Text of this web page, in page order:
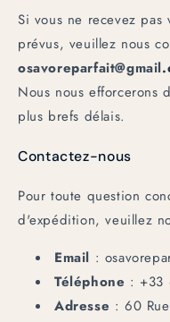
Si vous ne recevez pas
prévus, veuillez nous
osavoreparfait@gmail
Nous nous efforcerons
plus brefs délais.
Contactez-nous
Pour toute question
d'expédition, veuillez
Email :
Téléphone : +33
Adresse : 60